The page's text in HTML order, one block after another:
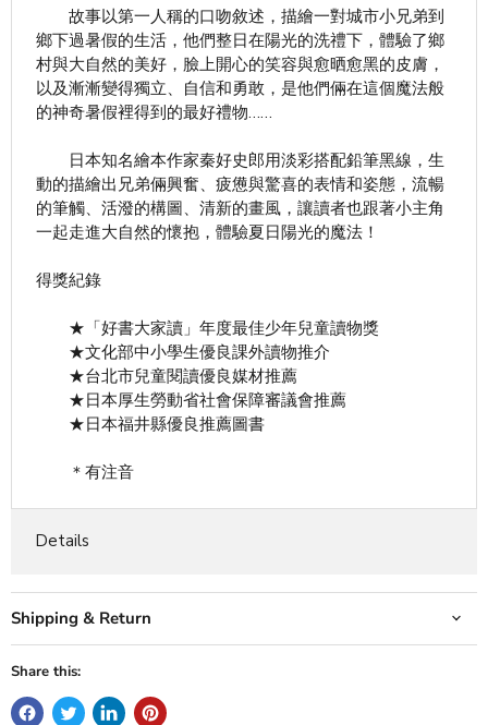
故事以第一人稱的口吻敘述，描繪一對城市小兄弟到
鄉下過暑假的生活，他們整日在陽光的洗禮下，體驗了鄉
村與大自然的美好，臉上開心的笑容與愈晒愈黑的皮膚，
以及漸漸變得獨立、自信和勇敢，是他們倆在這個魔法般
的神奇暑假裡得到的最好禮物……
日本知名繪本作家秦好史郎用淡彩搭配鉛筆黑線，生
動的描繪出兄弟倆興奮、疲憊與驚喜的表情和姿態，流暢
的筆觸、活潑的構圖、清新的畫風，讓讀者也跟著小主角
一起走進大自然的懷抱，體驗夏日陽光的魔法！
得獎紀錄
★「好書大家讀」年度最佳少年兒童讀物獎
★文化部中小學生優良課外讀物推介
★台北市兒童閱讀優良媒材推薦
★日本厚生勞動省社會保障審議會推薦
★日本福井縣優良推薦圖書
＊有注音
Details
Shipping & Return
Share this: